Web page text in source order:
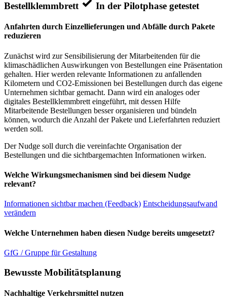
Bestellklemmbrett In der Pilotphase getestet
Anfahrten durch Einzellieferungen und Abfälle durch Pakete
reduzieren
Zunächst wird zur Sensibilisierung der Mitarbeitenden für die
klimaschädlichen Auswirkungen von Bestellungen eine Präsentation
gehalten. Hier werden relevante Informationen zu anfallenden
Kilometern und CO2-Emissionen bei Bestellungen durch das eigene
Unternehmen sichtbar gemacht. Dann wird ein analoges oder
digitales Bestellklemmbrett eingeführt, mit dessen Hilfe
Mitarbeitende Bestellungen besser organisieren und bündeln
können, wodurch die Anzahl der Pakete und Lieferfahrten reduziert
werden soll.
Der Nudge soll durch die vereinfachte Organisation der
Bestellungen und die sichtbargemachten Informationen wirken.
Welche Wirkungsmechanismen sind bei diesem Nudge
relevant?
Informationen sichtbar machen (Feedback) Entscheidungsaufwand
verändern
Welche Unternehmen haben diesen Nudge bereits umgesetzt?
GfG / Gruppe für Gestaltung
Bewusste Mobilitätsplanung
Nachhaltige Verkehrsmittel nutzen